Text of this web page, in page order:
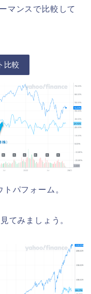
マンスで比較して
比較
パフォーム。
てみましょう。